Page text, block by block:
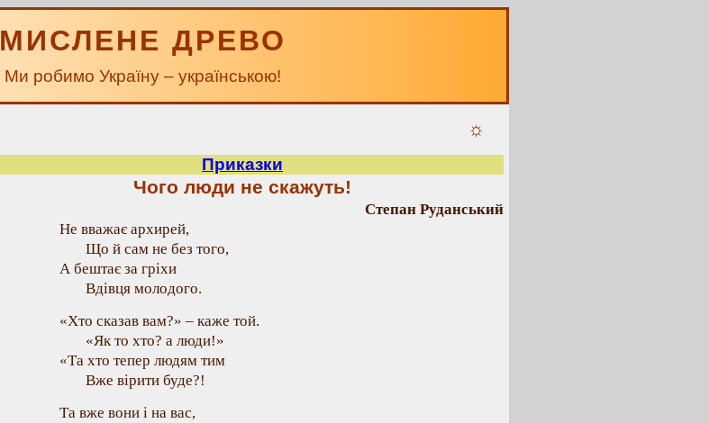
МИСЛЕНЕ ДРЕВО
Ми робимо Україну – українською!
☼
Приказки
Чого люди не скажуть!
Степан Руданський
Не вважає архирей,
Що й сам не без того,
А бештає за гріхи
Вдівця молодого.
«Хто сказав вам?» – каже той.
«Як то хто? а люди!»
«Та хто тепер людям тим
Вже вірити буде?!
Та вже вони і на вас,